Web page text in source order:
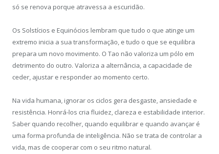
só se renova porque atravessa a escuridão.
Os Solstícios e Equinócios lembram que tudo o que atinge um
extremo inicia a sua transformação, e tudo o que se equilibra
prepara um novo movimento. O Tao não valoriza um pólo em
detrimento do outro. Valoriza a alternância, a capacidade de
ceder, ajustar e responder ao momento certo.
Na vida humana, ignorar os ciclos gera desgaste, ansiedade e
resistência. Honrá-los cria fluidez, clareza e estabilidade interior.
Saber quando recolher, quando equilibrar e quando avançar é
uma forma profunda de inteligência. Não se trata de controlar a
vida, mas de cooperar com o seu ritmo natural.